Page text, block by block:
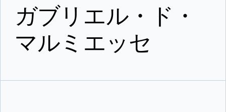
製品
サポート
ガブリエル・ド・
マルミエッセ